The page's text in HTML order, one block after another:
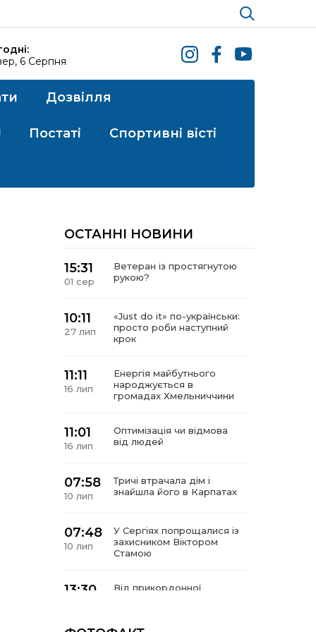
6 Серпня
Дозвілля
Постаті Спортивні вісті
ОСТАННІ НОВИНИ
15:31
01 сер
Ветеран із простягнутою
рукою?
10:11
27 лип
«Just do it» по-українськи:
просто роби наступний
крок
11:11
16 лип
Енергія майбутнього
народжується в
громадах Хмельниччини
11:01
16 лип
Оптимізація чи відмова
від людей
07:58
10 лип
Тричі втрачала дім і
знайшла його в Карпатах
07:48
10 лип
У Сергіях попрощалися із
захисником Віктором
Стамою
13:30
Від прикордонної